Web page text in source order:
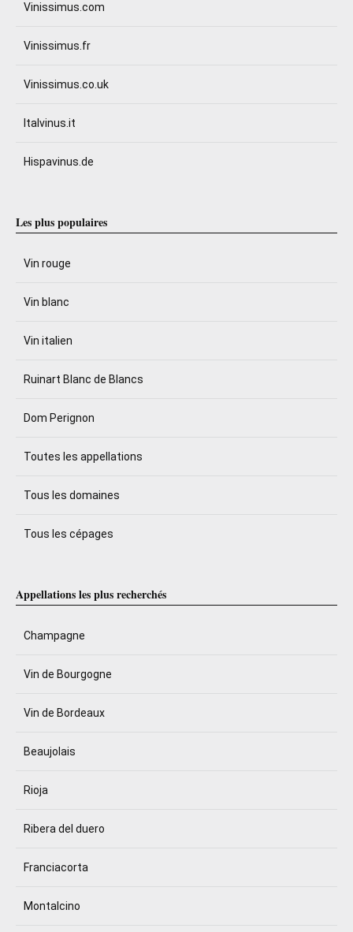
Vinissimus.com
Vinissimus.fr
Vinissimus.co.uk
Italvinus.it
Hispavinus.de
Les plus populaires
Vin rouge
Vin blanc
Vin italien
Ruinart Blanc de Blancs
Dom Perignon
Toutes les appellations
Tous les domaines
Tous les cépages
Appellations les plus recherchés
Champagne
Vin de Bourgogne
Vin de Bordeaux
Beaujolais
Rioja
Ribera del duero
Franciacorta
Montalcino